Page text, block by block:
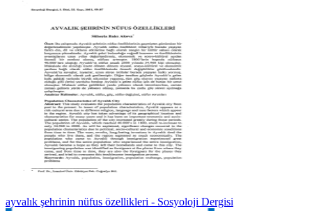
ayvalık şehrinin nüfus özellikleri - Sosyoloji Dergisi